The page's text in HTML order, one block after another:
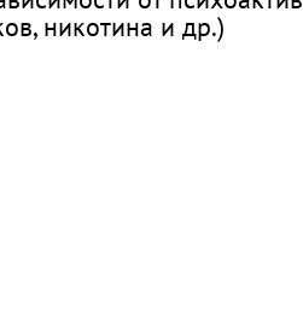
никотина и др.)